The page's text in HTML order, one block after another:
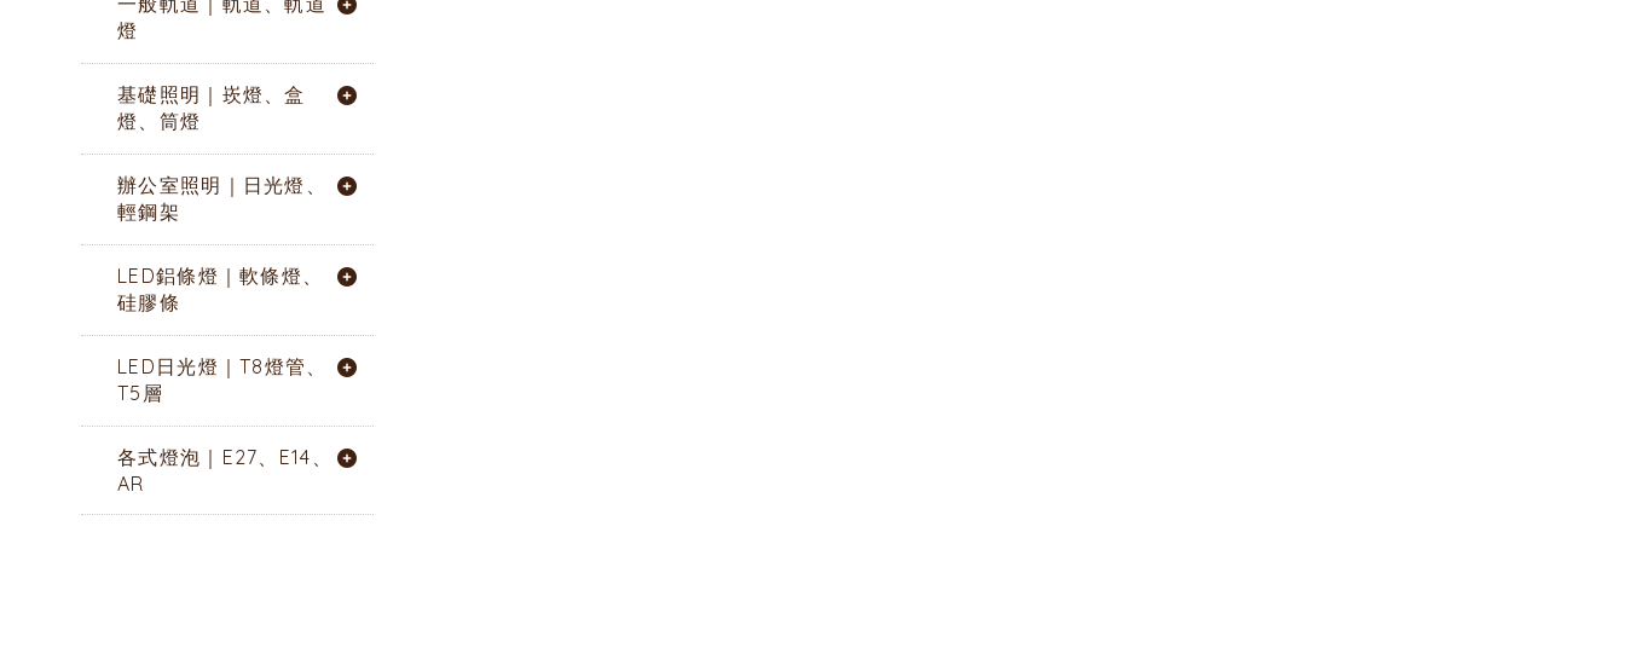
燈
基礎照明｜崁燈、盒
燈、筒燈
辦公室照明｜日光燈、
輕鋼架
LED鋁條燈｜軟條燈、
硅膠條
LED日光燈｜T8燈管、
T5層
各式燈泡｜E27、E14、
AR